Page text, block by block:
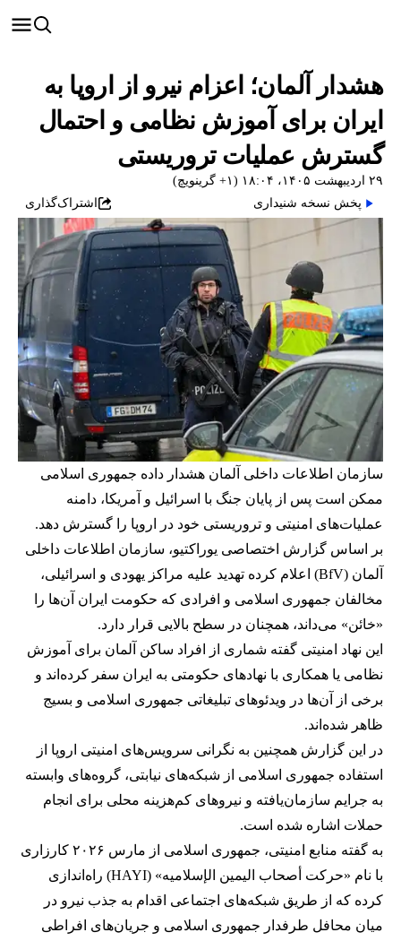
هشدار آلمان؛ اعزام نیرو از اروپا به
ایران برای آموزش نظامی و احتمال
گسترش عملیات تروریستی
۲۹ اردیبهشت ۱۴۰۵، ۱۸:۰۴ (‎+۱ گرینویچ)
پخش نسخه شنیداری
اشتراک‌گذاری
سازمان اطلاعات داخلی آلمان هشدار داده جمهوری اسلامی
ممکن است پس از پایان جنگ با اسرائیل و آمریکا، دامنه
عملیات‌های امنیتی و تروریستی خود در اروپا را گسترش دهد.
بر اساس گزارش اختصاصی یوراکتیو، سازمان اطلاعات داخلی
آلمان (BfV) اعلام کرده تهدید علیه مراکز یهودی و اسرائیلی،
مخالفان جمهوری اسلامی و افرادی که حکومت ایران آن‌ها را
«خائن» می‌داند، همچنان در سطح بالایی قرار دارد.
این نهاد امنیتی گفته شماری از افراد ساکن آلمان برای آموزش
نظامی یا همکاری با نهادهای حکومتی به ایران سفر کرده‌اند و
برخی از آن‌ها در ویدئوهای تبلیغاتی جمهوری اسلامی و بسیج
ظاهر شده‌اند.
در این گزارش همچنین به نگرانی سرویس‌های امنیتی اروپا از
استفاده جمهوری اسلامی از شبکه‌های نیابتی، گروه‌های وابسته
به جرایم سازمان‌یافته و نیروهای کم‌هزینه محلی برای انجام
حملات اشاره شده است.
به گفته منابع امنیتی، جمهوری اسلامی از مارس ۲۰۲۶ کارزاری
با نام «حرکت أصحاب الیمین الإسلامیه» (HAYI) راه‌اندازی
کرده که از طریق شبکه‌های اجتماعی اقدام به جذب نیرو در
میان محافل طرفدار جمهوری اسلامی و جریان‌های افراطی